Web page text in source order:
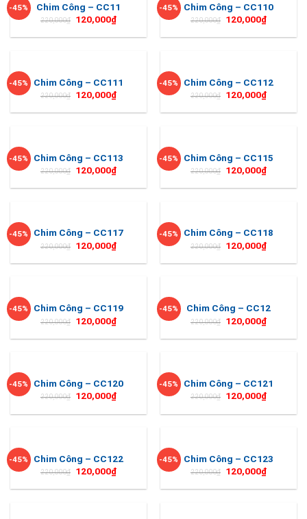
-45% Chim Công – CC11
220,000₫ 120,000₫
-45% Chim Công – CC110
220,000₫ 120,000₫
-45% Chim Công – CC111
220,000₫ 120,000₫
-45% Chim Công – CC112
220,000₫ 120,000₫
-45% Chim Công – CC113
220,000₫ 120,000₫
-45% Chim Công – CC115
220,000₫ 120,000₫
-45% Chim Công – CC117
220,000₫ 120,000₫
-45% Chim Công – CC118
220,000₫ 120,000₫
-45% Chim Công – CC119
220,000₫ 120,000₫
-45% Chim Công – CC12
220,000₫ 120,000₫
-45% Chim Công – CC120
220,000₫ 120,000₫
-45% Chim Công – CC121
220,000₫ 120,000₫
-45% Chim Công – CC122
220,000₫ 120,000₫
-45% Chim Công – CC123
220,000₫ 120,000₫